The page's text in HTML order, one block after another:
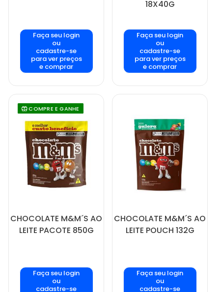
Faça seu login
ou
cadastre-se
para ver preços
e comprar
18X40G
Faça seu login
ou
cadastre-se
para ver preços
e comprar
COMPRE E GANHE
CHOCOLATE M&M´S AO
LEITE PACOTE 850G
Faça seu login
ou
cadastre-se
CHOCOLATE M&M´S AO
LEITE POUCH 132G
Faça seu login
ou
cadastre-se